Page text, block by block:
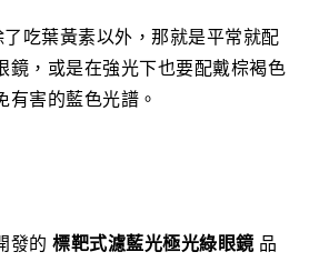
吃葉黃素以外，那就是平常就配
鏡，或是在強光下也要配戴棕褐色
有害的藍色光譜。
發的標靶式濾藍光極光綠眼鏡 品